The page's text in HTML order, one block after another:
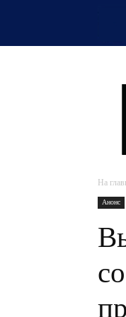
На
Анонс